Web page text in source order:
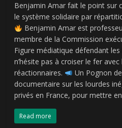
Benjamin Amar fait le point sur
le système solidaire par
Benjamin Amar est
membre de la Commission
Figure médiatique défendant
n’hésite pas à croiser le fer
réactionnaires.
Un Pognon
documentaire sur les lourdes
privés en France, pour mettre
Read more